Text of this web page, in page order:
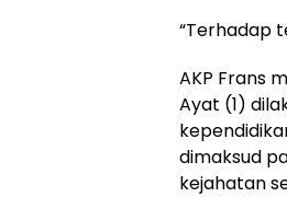
“Terhadap
AKP Frans
Ayat (1)
dimaksud
kejahatan